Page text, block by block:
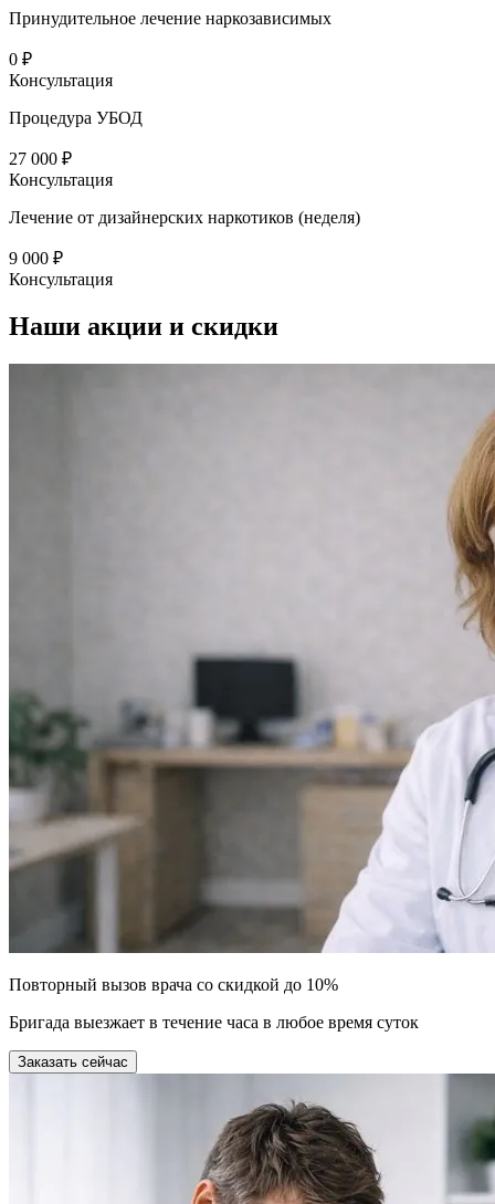
Принудительное лечение наркозависимых
0 ₽
Консультация
Процедура УБОД
27 000 ₽
Консультация
Лечение от дизайнерских наркотиков (неделя)
9 000 ₽
Консультация
Наши акции и скидки
Повторный вызов врача со скидкой до 10%
Бригада выезжает в течение часа в любое время суток
Заказать сейчас